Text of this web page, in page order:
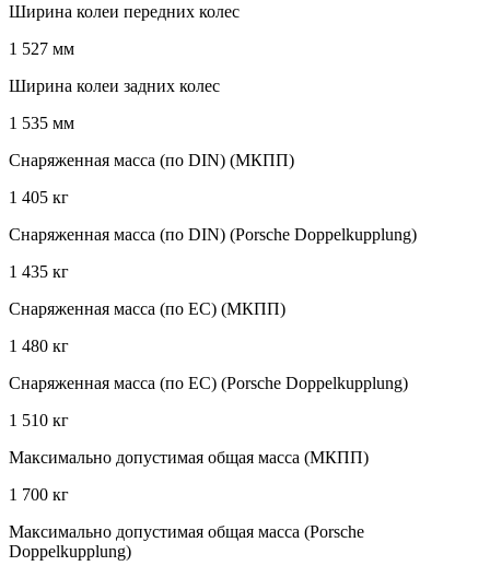
Ширина колеи передних колес
1 527 мм
Ширина колеи задних колес
1 535 мм
Снаряженная масса (по DIN) (МКПП)
1 405 кг
Снаряженная масса (по DIN) (Porsche Doppelkupplung)
1 435 кг
Снаряженная масса (по EC) (МКПП)
1 480 кг
Снаряженная масса (по EC) (Porsche Doppelkupplung)
1 510 кг
Максимально допустимая общая масса (МКПП)
1 700 кг
Максимально допустимая общая масса (Porsche
Doppelkupplung)